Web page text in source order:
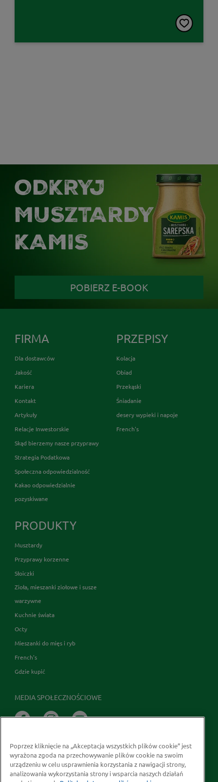
ODKRYJ
MUSZTARDY
KAMIS
POBIERZ E-BOOK
FIRMA
Dla dostawców
Jakość
Kariera
Kontakt
Artykuły
Relacje Inwestorskie
Skąd bierzemy nasze przyprawy
Strategia Podatkowa
Społeczna odpowiedzialność
Kakao odpowiedzialnie
pozyskiwane
PRZEPISY
Kolacja
Obiad
Przekąski
Śniadanie
desery wypieki i napoje
French's
PRODUKTY
Musztardy
Przyprawy korzenne
Słoiczki
Zioła, mieszanki ziołowe i susze
warzywne
Kuchnie świata
Octy
Mieszanki do mięs i ryb
French's
Gdzie kupić
MEDIA SPOŁECZNOŚCIOWE
Poprzez kliknięcie na „Akceptacja wszystkich plików cookie” jest
wyrażona zgoda na przechowywanie plików cookie na swoim
urządzeniu w celu usprawnienia korzystania z nawigacji strony,
analizowania wykorzystania strony i wsparcia naszych działań